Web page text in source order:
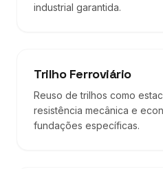
industrial garantida.
Trilho Ferroviário
Reuso de trilhos como
resistência mecânica e
fundações específicas.